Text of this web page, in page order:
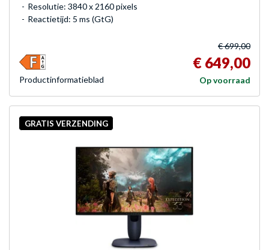
Resolutie: 3840 x 2160 pixels
Reactietijd: 5 ms (GtG)
€ 699,00
€ 649,00
Op voorraad
Product­informatieblad
GRATIS VERZENDING